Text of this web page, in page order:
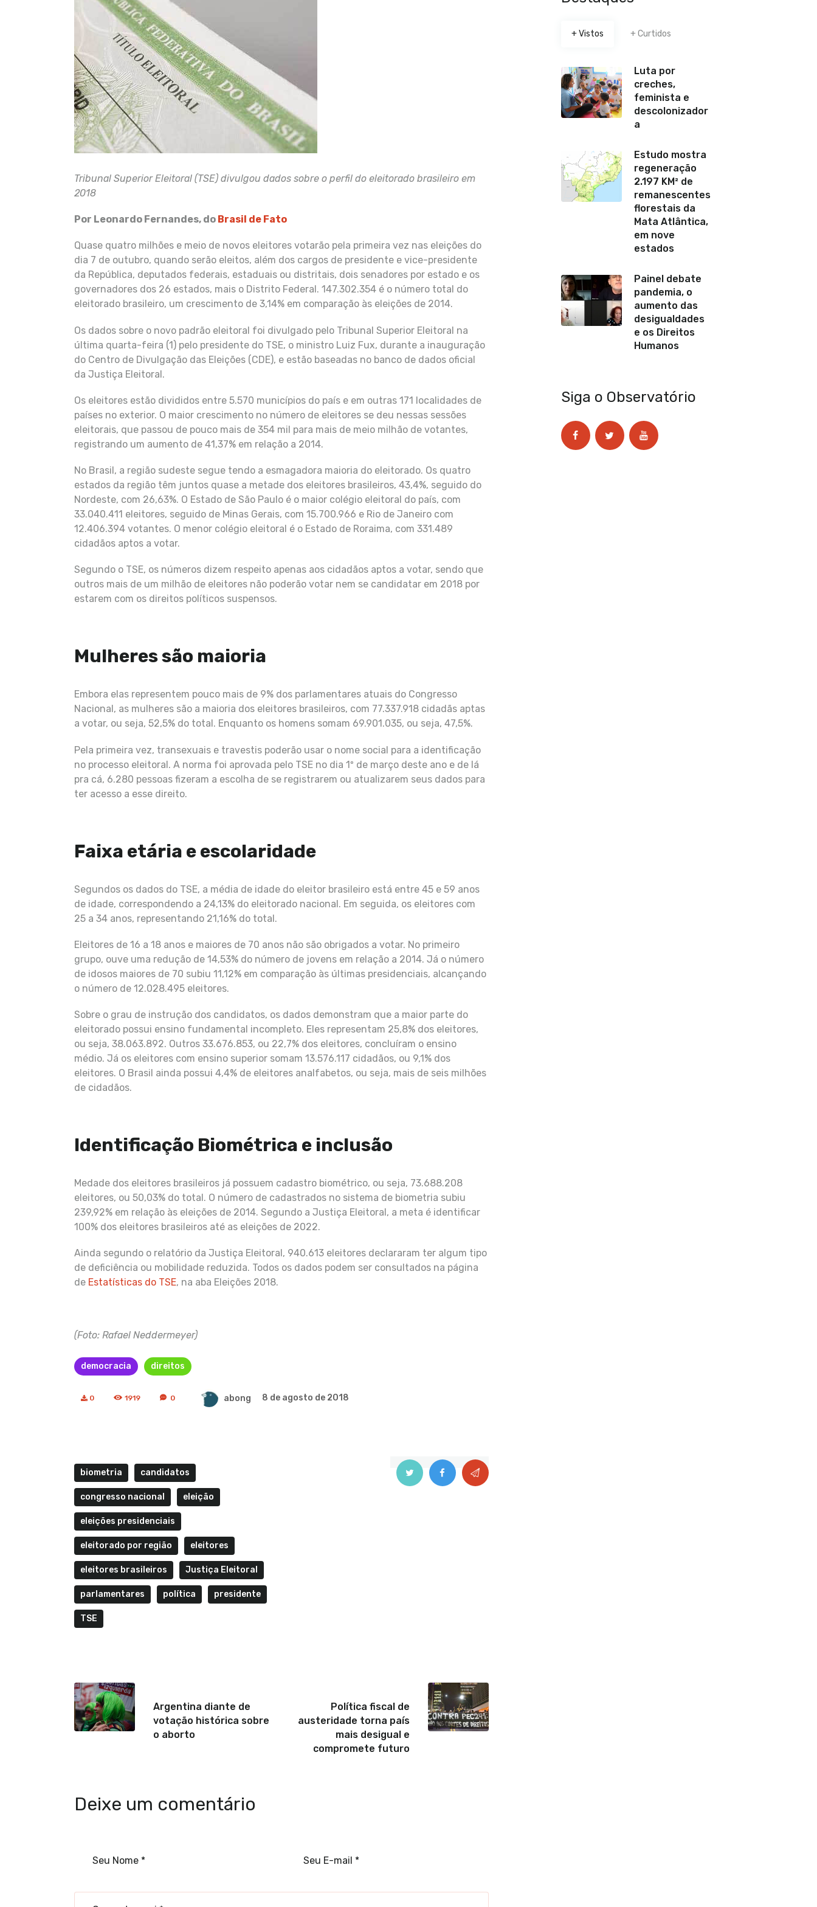
Tribunal Superior Eleitoral (TSE) divulgou dados sobre o perfil do eleitorado brasileiro em
2018
Por Leonardo Fernandes, do Brasil de Fato
Quase quatro milhões e meio de novos eleitores votarão pela primeira vez nas eleições do
dia 7 de outubro, quando serão eleitos, além dos cargos de presidente e vice-presidente
da República, deputados federais, estaduais ou distritais, dois senadores por estado e os
governadores dos 26 estados, mais o Distrito Federal. 147.302.354 é o número total do
eleitorado brasileiro, um crescimento de 3,14% em comparação às eleições de 2014.
Os dados sobre o novo padrão eleitoral foi divulgado pelo Tribunal Superior Eleitoral na
última quarta-feira (1) pelo presidente do TSE, o ministro Luiz Fux, durante a inauguração
do Centro de Divulgação das Eleições (CDE), e estão baseadas no banco de dados oficial
da Justiça Eleitoral.
Os eleitores estão divididos entre 5.570 municípios do país e em outras 171 localidades de
países no exterior. O maior crescimento no número de eleitores se deu nessas sessões
eleitorais, que passou de pouco mais de 354 mil para mais de meio milhão de votantes,
registrando um aumento de 41,37% em relação a 2014.
No Brasil, a região sudeste segue tendo a esmagadora maioria do eleitorado. Os quatro
estados da região têm juntos quase a metade dos eleitores brasileiros, 43,4%, seguido do
Nordeste, com 26,63%. O Estado de São Paulo é o maior colégio eleitoral do país, com
33.040.411 eleitores, seguido de Minas Gerais, com 15.700.966 e Rio de Janeiro com
12.406.394 votantes. O menor colégio eleitoral é o Estado de Roraima, com 331.489
cidadãos aptos a votar.
Segundo o TSE, os números dizem respeito apenas aos cidadãos aptos a votar, sendo que
outros mais de um milhão de eleitores não poderão votar nem se candidatar em 2018 por
estarem com os direitos políticos suspensos.
Mulheres são maioria
Embora elas representem pouco mais de 9% dos parlamentares atuais do Congresso
Nacional, as mulheres são a maioria dos eleitores brasileiros, com 77.337.918 cidadãs aptas
a votar, ou seja, 52,5% do total. Enquanto os homens somam 69.901.035, ou seja, 47,5%.
Pela primeira vez, transexuais e travestis poderão usar o nome social para a identificação
no processo eleitoral. A norma foi aprovada pelo TSE no dia 1º de março deste ano e de lá
pra cá, 6.280 pessoas fizeram a escolha de se registrarem ou atualizarem seus dados para
ter acesso a esse direito.
Faixa etária e escolaridade
Segundos os dados do TSE, a média de idade do eleitor brasileiro está entre 45 e 59 anos
de idade, correspondendo a 24,13% do eleitorado nacional. Em seguida, os eleitores com
25 a 34 anos, representando 21,16% do total.
Eleitores de 16 a 18 anos e maiores de 70 anos não são obrigados a votar. No primeiro
grupo, ouve uma redução de 14,53% do número de jovens em relação a 2014. Já o número
de idosos maiores de 70 subiu 11,12% em comparação às últimas presidenciais, alcançando
o número de 12.028.495 eleitores.
Sobre o grau de instrução dos candidatos, os dados demonstram que a maior parte do
eleitorado possui ensino fundamental incompleto. Eles representam 25,8% dos eleitores,
ou seja, 38.063.892. Outros 33.676.853, ou 22,7% dos eleitores, concluíram o ensino
médio. Já os eleitores com ensino superior somam 13.576.117 cidadãos, ou 9,1% dos
eleitores. O Brasil ainda possui 4,4% de eleitores analfabetos, ou seja, mais de seis milhões
de cidadãos.
Identificação Biométrica e inclusão
Medade dos eleitores brasileiros já possuem cadastro biométrico, ou seja, 73.688.208
eleitores, ou 50,03% do total. O número de cadastrados no sistema de biometria subiu
239,92% em relação às eleições de 2014. Segundo a Justiça Eleitoral, a meta é identificar
100% dos eleitores brasileiros até as eleições de 2022.
Ainda segundo o relatório da Justiça Eleitoral, 940.613 eleitores declararam ter algum tipo
de deficiência ou mobilidade reduzida. Todos os dados podem ser consultados na página
de Estatísticas do TSE, na aba Eleições 2018.
(Foto: Rafael Neddermeyer)
democracia direitos
0 1919 0 abong 8 de agosto de 2018
biometria candidatos
congresso nacional eleição
eleições presidenciais
eleitorado por região eleitores
eleitores brasileiros Justiça Eleitoral
parlamentares política presidente
TSE
Argentina diante de
votação histórica sobre
o aborto
Política fiscal de
austeridade torna país
mais desigual e
compromete futuro
Deixe um comentário
+ Vistos + Curtidos
Luta por
creches,
feminista e
descolonizador
a
Estudo mostra
regeneração
2.197 KM² de
remanescentes
florestais da
Mata Atlântica,
em nove
estados
Painel debate
pandemia, o
aumento das
desigualdades
e os Direitos
Humanos
Siga o Observatório